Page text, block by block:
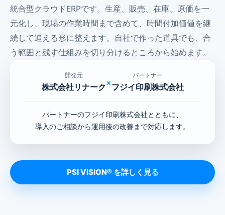
統合型クラウドERPです。生産、販売、在庫、原価を一
元化し、現場の作業時間まで含めて、時間付加価値を継
続して追える形に整えます。自社で作った道具でも、合
う範囲と残す仕組みを切り分けるところから始めます。
開発元
株式会社リナーク×
パートナー
フジイ印刷株式会社
パートナーのフジイ印刷株式会社とともに、
導入のご相談から運用後の改善まで対応します。
PSI VISION® を詳しく見る